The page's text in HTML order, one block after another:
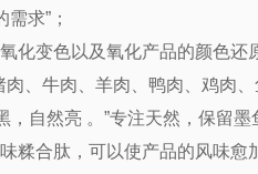
求”；
化变色以及氧化产品的颜色
、牛肉、羊肉、鸭肉、鸡肉、
，自然亮 。”专注天然，保留
糅合肽，可以使产品的风味